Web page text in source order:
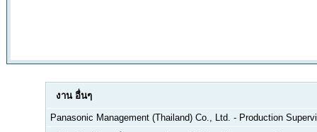
งาน อื่นๆ
Panasonic Management (Thailand) Co., Ltd. - Production